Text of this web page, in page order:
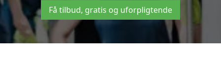
Få tilbud, gratis og uforpligtende